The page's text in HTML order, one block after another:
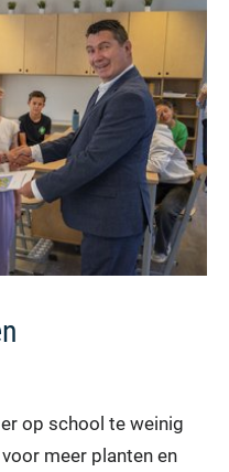
op school te weinig
meer planten en